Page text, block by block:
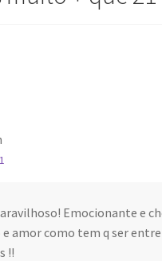
Emocionante e
amor como tem q ser
!!